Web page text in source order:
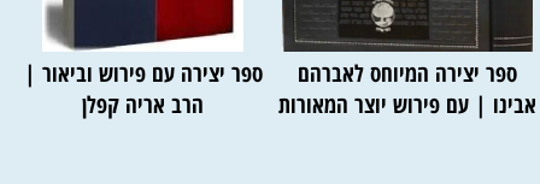
ספר יצירה המיוחס לאברהם
| עם פירוש יוצר המאורות
ספר יצירה עם פירוש וביאור |
הרב אריה קפלן